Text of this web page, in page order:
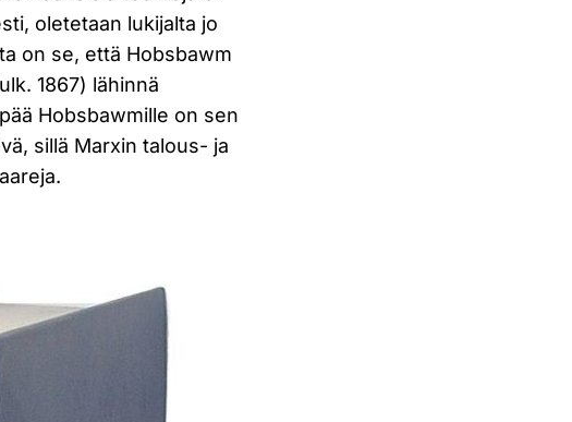
oletetaan lukijalta jo
on se, että Hobsbawm
1867) lähinnä
Hobsbawmille on sen
sillä Marxin talous- ja